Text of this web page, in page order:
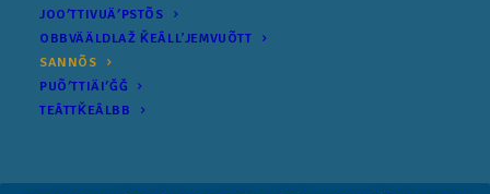
JOOʹTTIVUÄʹPSTÕS
OBBVÄÄLDLAŽ ǨEÂLLʼJEMVUÕTT
SANNÕS
PUÕʹTTIÄIʹǦǦ
TEÂTTǨEÂLBB